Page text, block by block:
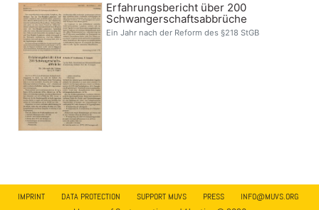
Erfahrungsbericht über 200
Schwangerschaftsabbrüche
Ein Jahr nach der Reform des §218 StGB
IMPRINT DATA PROTECTION SUPPORT MUVS PRESS INFO@MUVS.ORG